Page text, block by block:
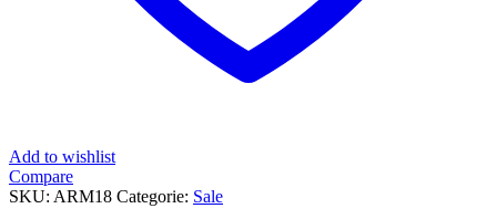
Add to wishlist
Compare
SKU: ARM18 Categorie: Sale